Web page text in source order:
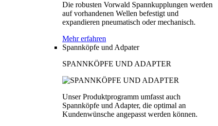
Die robusten Vorwald Spannkupplungen werden
auf vorhandenen Wellen befestigt und
expandieren pneumatisch oder mechanisch.
Mehr erfahren
Spannköpfe und Adpater
SPANNKÖPFE UND ADAPTER
Unser Produktprogramm umfasst auch
Spannköpfe und Adapter, die optimal an
Kundenwünsche angepasst werden können.